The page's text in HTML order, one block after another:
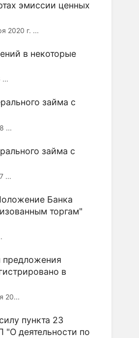
эмиссии ценных
г. ...
в некоторые
займа с
...
займа с
...
Банка
торгам"
предложения
в
20...
пункта 23
"О деятельности по